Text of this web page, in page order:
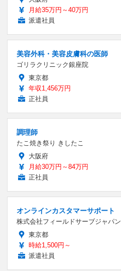
月給35万円～40万円
派遣社員
美容外科・美容皮膚科の医師
ゴリラクリニック銀座院
東京都
年収1,456万円
正社員
調理師
たこ焼き祭り きしたこ
大阪府
月給30万円～84万円
正社員
オンラインカスタマーサポート
株式会社フィールドサーブジャパン
東京都
時給1,500円～
派遣社員